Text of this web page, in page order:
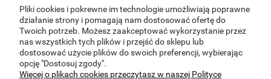
POMOC
Pliki cookies i pokrewne im technologie umożliwiają poprawne
działanie strony i pomagają nam dostosować ofertę do
Twoich potrzeb. Możesz zaakceptować wykorzystanie przez
nas wszystkich tych plików i przejść do sklepu lub
dostosować użycie plików do swoich preferencji, wybierając
opcję "Dostosuj zgody".
Więcej o plikach cookies przeczytasz w naszej Polityce